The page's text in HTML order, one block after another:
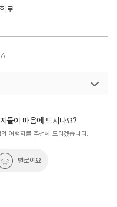
로
들이 마음에 드시나요?
여행지를 추천해 드리겠습니다.
별로예요